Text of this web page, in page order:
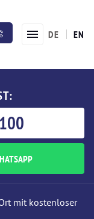
DE EN
mit kostenloser